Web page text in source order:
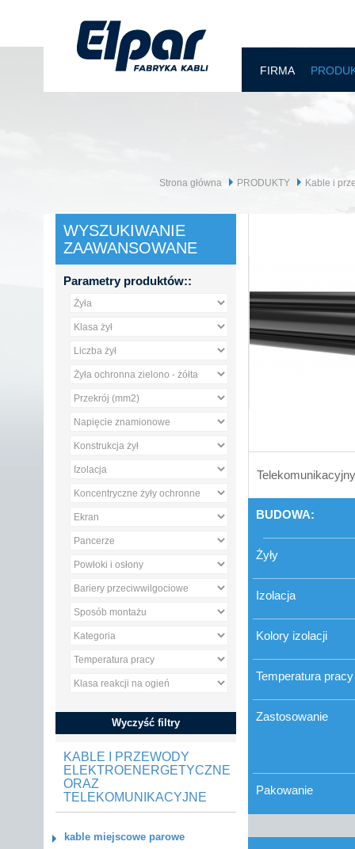
FIRMA
Strona główna PRODUKTY Kable i
WYSZUKIWANIE
ZAAWANSOWANE
Parametry produktów::
Wyczyść filtry
KABLE I PRZEWODY
ELEKTROENERGETYCZNE
ORAZ
TELEKOMUNIKACYJNE
kable miejscowe parowe
BUDOWA:
Żyły
Izolacja
Kolory izolacji
Temperatura pracy
Zastosowanie
Pakowanie